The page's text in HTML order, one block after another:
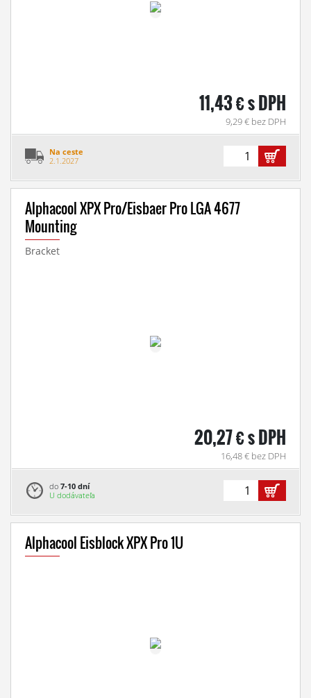
11,43 € s DPH
9,29 € bez DPH
Na ceste
2.1.2027
Alphacool XPX Pro/Eisbaer Pro LGA 4677
Mounting
Bracket
20,27 € s DPH
16,48 € bez DPH
do 7-10 dní
U dodávateľa
Alphacool Eisblock XPX Pro 1U